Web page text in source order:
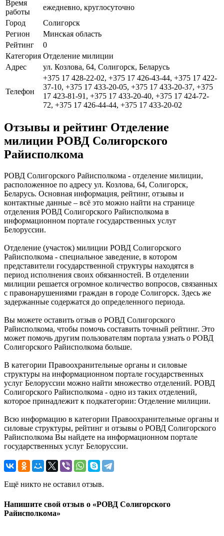
Время
работы
ежедневно, круглосуточно
Город
Солигорск
Регион
Минская область
Рейтинг
0
Категория Отделение милиции
Адрес
ул. Козлова, 64, Солигорск, Беларусь
Телефон
+375 17 428-22-02, +375 17 426-43-44, +375 17 422-
37-10, +375 17 433-20-05, +375 17 433-20-37, +375
17 423-81-91, +375 17 433-20-40, +375 17 424-72-
72, +375 17 426-44-44, +375 17 433-20-02
Отзывы и рейтинг Отделение
милиции РОВД Солигорского
Райисполкома
РОВД Солигорского Райисполкома - отделение милиции,
расположенное по адресу ул. Козлова, 64, Солигорск,
Беларусь. Основная информация, рейтинг, отзывы и
контактные данные – всё это можно найти на странице
отделения РОВД Солигорского Райисполкома в
информационном портале государственных услуг
Белоруссии.
Отделение (участок) милиции РОВД Солигорского
Райисполкома - специальное заведение, в котором
представители государственной структуры находятся в
период исполнения своих обязанностей. В отделении
милиции решается огромное количество вопросов, связанных
с правонарушениями граждан в городе Солигорск. Здесь же
задержанные содержатся до определенного периода.
Вы можете оставить отзыв о РОВД Солигорского
Райисполкома, чтобы помочь составить точный рейтинг. Это
может помочь другим пользователям портала узнать о РОВД
Солигорского Райисполкома больше.
В категории Правоохранительные органы и силовые
структуры на информационном портале государственных
услуг Белоруссии можно найти множество отделений. РОВД
Солигорского Райисполкома - одно из таких отделений,
которое принадлежит к подкатегории: Отделение милиции.
Всю информацию в категории Правоохранительные органы и
силовые структуры, рейтинг и отзывы о РОВД Солигорского
Райисполкома Вы найдете на информационном портале
государственных услуг Белоруссии.
Ещё никто не оставил отзыв.
Напишите свой отзыв о «РОВД Солигорского
Райисполкома»